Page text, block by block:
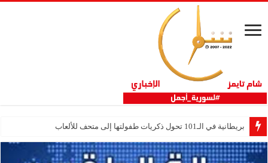
بريطانية في الـ101 تحول ذكريات طفولتها إلى متحف للألعاب